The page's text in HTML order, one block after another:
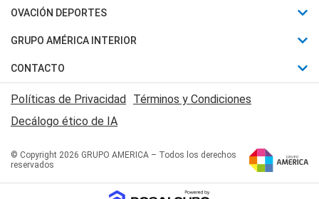
Política
Judiciales
Economia
Horóscopo
Motores
Trucos caseros
Series y Películas
Edictos y Solicitadas
OVACIÓN DEPORTES
Fútbol
Mundial
Automovilismo
Rugby
Básquet
GRUPO AMÉRICA INTERIOR
Canal 7 en Vivo
San Juan 8
CONTACTO
Acerca de Nosotros
Contactanos
Políticas de Privacidad Términos y Condiciones
Decálogo ético de IA
© Copyright 2026 GRUPO AMERICA – Todos los derechos
reservados